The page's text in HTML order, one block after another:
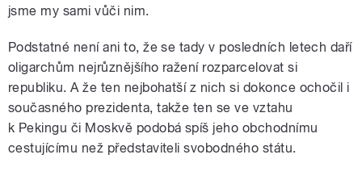
jsme my sami vůči nim.
Podstatné není ani to, že se tady v posledních letech daří
oligarchům nejrůznějšího ražení rozparcelovat si
republiku. A že ten nejbohatší z nich si dokonce ochočil i
současného prezidenta, takže ten se ve vztahu
k Pekingu či Moskvě podobá spíš jeho obchodnímu
cestujícímu než představiteli svobodného státu.